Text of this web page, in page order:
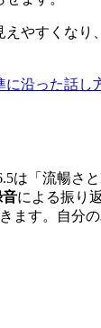
やすくな
に沿った話し
「流暢さ
音による振り
ます。自分